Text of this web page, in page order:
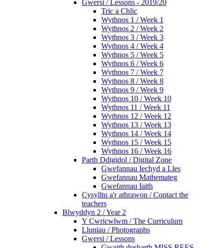
Gwersi / Lessons - 2019/20
Tric a Chlic
Wythnos 1 / Week 1
Wythnos 2 / Week 2
Wythnos 3 / Week 3
Wythnos 4 / Week 4
Wythnos 5 / Week 5
Wythnos 6 / Week 6
Wythnos 7 / Week 7
Wythnos 8 / Week 8
Wythnos 9 / Week 9
Wythnos 10 / Week 10
Wythnos 11 / Week 11
Wythnos 12 / Week 12
Wythnos 13 / Week 13
Wythnos 14 / Week 14
Wythnos 15 / Week 15
Wythnos 16 / Week 16
Parth Ddigidol / Digital Zone
Gwefannau Iechyd a Lles
Gwefannau Mathemateg
Gwefannau Iaith
Cysylltu a'r athrawon / Contact the
teachers
Blwyddyn 2 / Year 2
Y Cwricwlwm / The Curriculum
Lluniau / Photographs
Gwersi / Lessons